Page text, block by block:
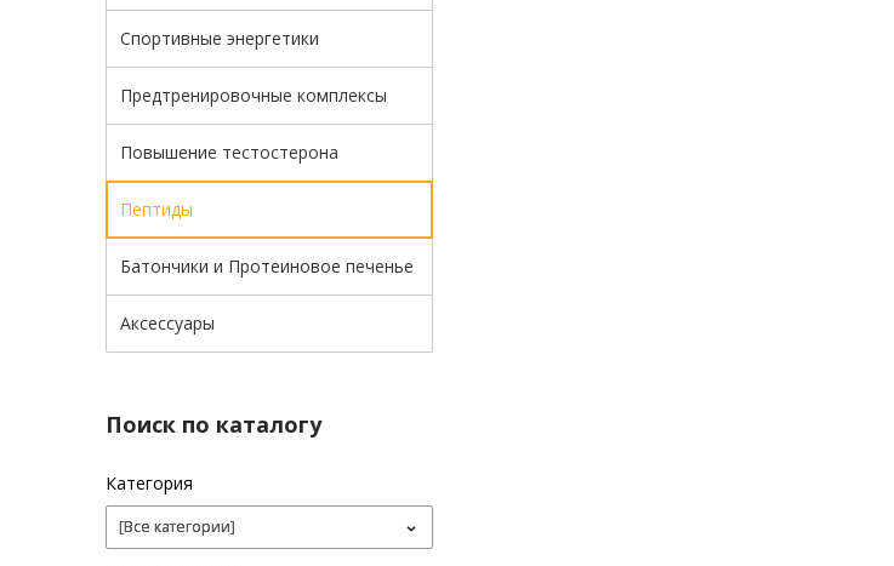
Спортивные энергетики
Предтренировочные комплексы
Повышение тестостерона
Пептиды
Батончики и Протеиновое печенье
Аксессуары
Поиск по каталогу
Категория